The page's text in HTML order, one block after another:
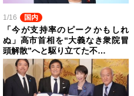
1/16 国内
「今が支持率のピークかもしれ
ぬ」高市首相を“大義なき衆院冒
頭解散”へと駆り立てた不…